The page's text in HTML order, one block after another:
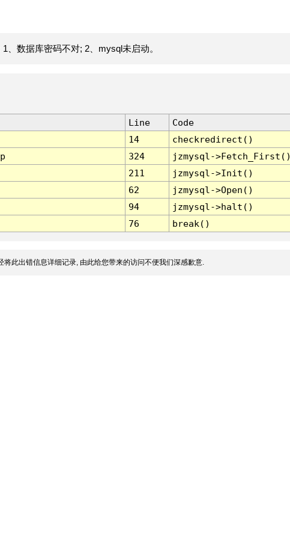
、数据库密码不对; 2、mysql未启动。
Line
Code
14
checkredirect()
324
jzmysql-
211
jzmysql->Init()
62
jzmysql->Open()
94
jzmysql->halt()
76 break()
将此出错信息详细记录, 由此给您带来的访问不便我们深感歉意.